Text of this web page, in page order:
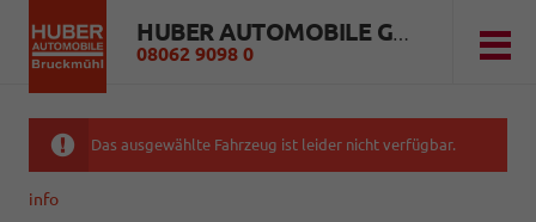
HUBER AUTOMOBILE GMBH
08062 9098 0
Das ausgewählte Fahrzeug ist leider nicht verfügbar.
info